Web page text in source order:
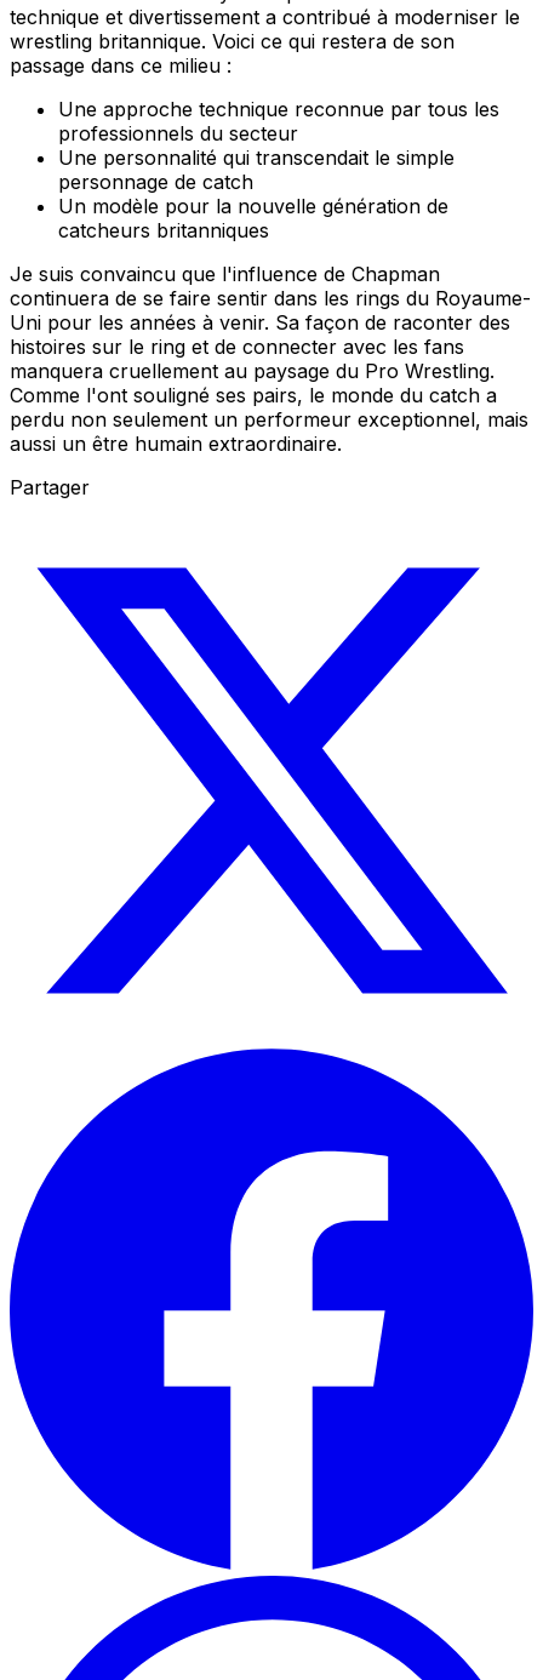
technique et divertissement a contribué à moderniser le
wrestling britannique. Voici ce qui restera de son
passage dans ce milieu :
Une approche technique reconnue par tous les
professionnels du secteur
Une personnalité qui transcendait le simple
personnage de catch
Un modèle pour la nouvelle génération de
catcheurs britanniques
Je suis convaincu que l'influence de Chapman
continuera de se faire sentir dans les rings du Royaume-
Uni pour les années à venir. Sa façon de raconter des
histoires sur le ring et de connecter avec les fans
manquera cruellement au paysage du Pro Wrestling.
Comme l'ont souligné ses pairs, le monde du catch a
perdu non seulement un performeur exceptionnel, mais
aussi un être humain extraordinaire.
Partager